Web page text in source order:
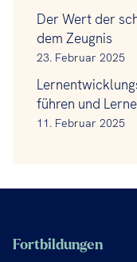
Der Wert der
dem Zeugnis
23. Februar 2025
führen und
11. Februar 2025
Fortbildungen